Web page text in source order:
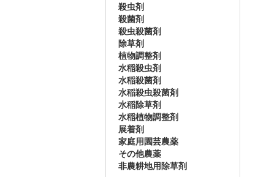
殺虫剤
殺菌剤
殺虫殺菌剤
除草剤
植物調整剤
水稲殺虫剤
水稲殺菌剤
水稲殺虫殺菌剤
水稲除草剤
水稲植物調整剤
展着剤
家庭用園芸農薬
その他農薬
非農耕地用除草剤